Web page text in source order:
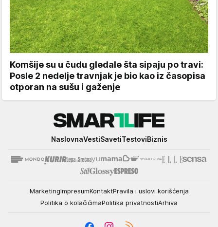
Komšije su u čudu gledale šta sipaju po travi:
Posle 2 nedelje travnjak je bio kao iz časopisa
otporan na sušu i gaženje
NaslovnaVestiSavetiTestoviBiznis
MarketingImpresumKontaktPravila i uslovi korišćenja
Politika o kolačićimaPolitika privatnostiArhiva